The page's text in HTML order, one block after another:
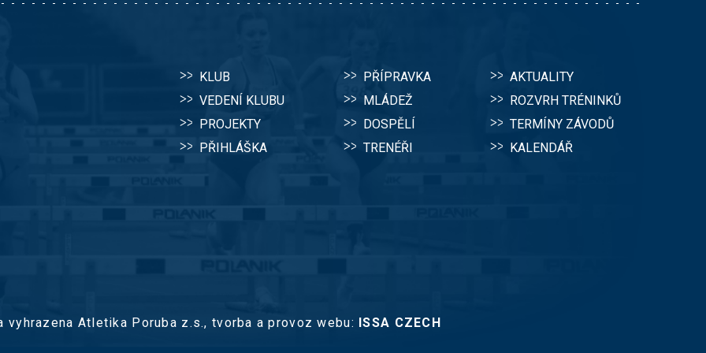
KLUB
VEDENÍ KLUBU
PROJEKTY
PŘIHLÁŠKA
PŘÍPRAVKA
MLÁDEŽ
DOSPĚLÍ
TRENÉŘI
AKTUALITY
ROZVRH TRÉNINKŮ
TERMÍNY ZÁVODŮ
KALENDÁŘ
vyhrazena Atletika Poruba z.s., tvorba a provoz webu: ISSA CZECH